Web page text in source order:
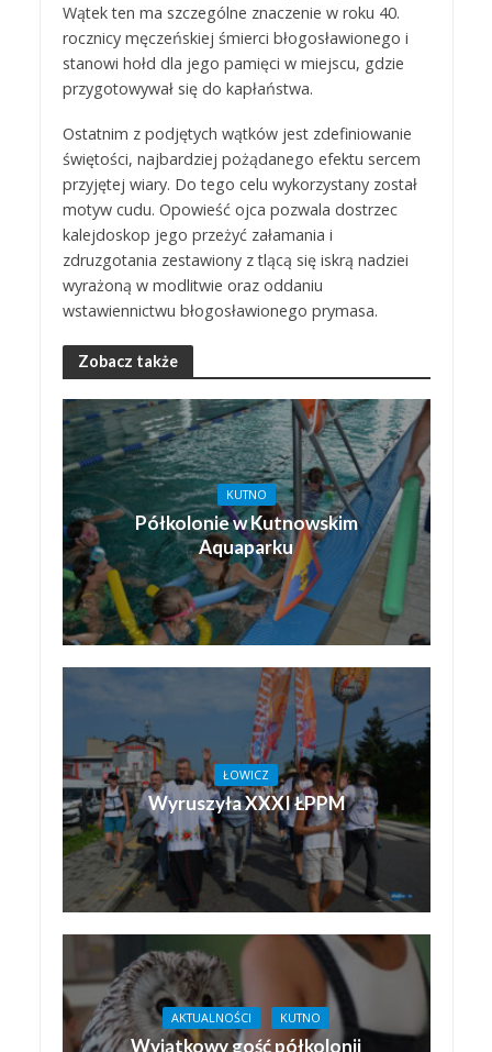
Wątek ten ma szczególne znaczenie w roku 40.
rocznicy męczeńskiej śmierci błogosławionego i
stanowi hołd dla jego pamięci w miejscu, gdzie
przygotowywał się do kapłaństwa.
Ostatnim z podjętych wątków jest zdefiniowanie
świętości, najbardziej pożądanego efektu sercem
przyjętej wiary. Do tego celu wykorzystany został
motyw cudu. Opowieść ojca pozwala dostrzec
kalejdoskop jego przeżyć załamania i
zdruzgotania zestawiony z tlącą się iskrą nadziei
wyrażoną w modlitwie oraz oddaniu
wstawiennictwu błogosławionego prymasa.
Zobacz także
KUTNO
Półkolonie w Kutnowskim
Aquaparku
ŁOWICZ
Wyruszyła XXXI ŁPPM
AKTUALNOŚCI KUTNO
Wyjątkowy gość półkolonii